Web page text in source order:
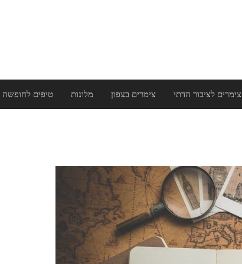
צימרים לציבור הדתי צימרים בצפון מלונות טיפים לחופשה